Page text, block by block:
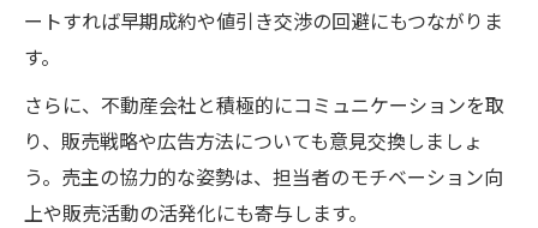
ートすれば早期成約や値引き交渉の回避にもつながりま
す。
さらに、不動産会社と積極的にコミュニケーションを取
り、販売戦略や広告方法についても意見交換しましょ
う。売主の協力的な姿勢は、担当者のモチベーション向
上や販売活動の活発化にも寄与します。